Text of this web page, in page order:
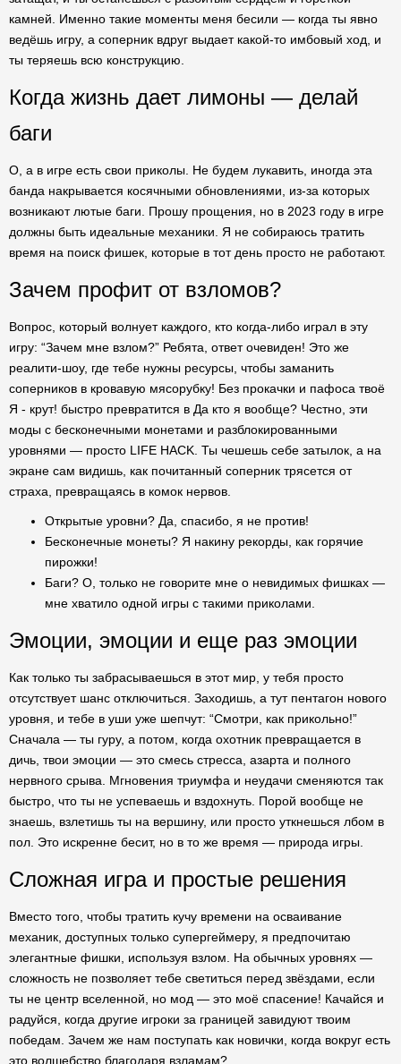
камней. Именно такие моменты меня бесили — когда ты явно
ведёшь игру, а соперник вдруг выдает какой-то имбовый ход, и
ты теряешь всю конструкцию.
Когда жизнь дает лимоны — делай
баги
О, а в игре есть свои приколы. Не будем лукавить, иногда эта
банда накрывается косячными обновлениями, из-за которых
возникают лютые баги. Прошу прощения, но в 2023 году в игре
должны быть идеальные механики. Я не собираюсь тратить
время на поиск фишек, которые в тот день просто не работают.
Зачем профит от взломов?
Вопрос, который волнует каждого, кто когда-либо играл в эту
игру: “Зачем мне взлом?” Ребята, ответ очевиден! Это же
реалити-шоу, где тебе нужны ресурсы, чтобы заманить
соперников в кровавую мясорубку! Без прокачки и пафоса твоё
Я - крут! быстро превратится в Да кто я вообще? Честно, эти
моды с бесконечными монетами и разблокированными
уровнями — просто LIFE HACK. Ты чешешь себе затылок, а на
экране сам видишь, как почитанный соперник трясется от
страха, превращаясь в комок нервов.
Открытые уровни? Да, спасибо, я не против!
Бесконечные монеты? Я накину рекорды, как горячие
пирожки!
Баги? О, только не говорите мне о невидимых фишках —
мне хватило одной игры с такими приколами.
Эмоции, эмоции и еще раз эмоции
Как только ты забрасываешься в этот мир, у тебя просто
отсутствует шанс отключиться. Заходишь, а тут пентагон нового
уровня, и тебе в уши уже шепчут: “Смотри, как прикольно!”
Сначала — ты гуру, а потом, когда охотник превращается в
дичь, твои эмоции — это смесь стресса, азарта и полного
нервного срыва. Мгновения триумфа и неудачи сменяются так
быстро, что ты не успеваешь и вздохнуть. Порой вообще не
знаешь, взлетишь ты на вершину, или просто уткнешься лбом в
пол. Это искренне бесит, но в то же время — природа игры.
Сложная игра и простые решения
Вместо того, чтобы тратить кучу времени на осваивание
механик, доступных только супергеймеру, я предпочитаю
элегантные фишки, используя взлом. На обычных уровнях —
сложность не позволяет тебе светиться перед звёздами, если
ты не центр вселенной, но мод — это моё спасение! Качайся и
радуйся, когда другие игроки за границей завидуют твоим
победам. Зачем же нам поступать как новички, когда вокруг есть
это волшебство благодаря взламам?